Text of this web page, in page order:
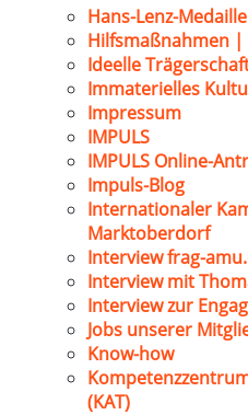
Hans-Lenz-Medaille
Hilfsmaßnahmen |
Ideelle
Immaterielles
Impressum
IMPULS
IMPULS Online-
Impuls-Blog
Internationaler
Marktoberdorf
Interview frag-
Interview mit
Interview zur
Jobs unserer
Know-how
(KAT)